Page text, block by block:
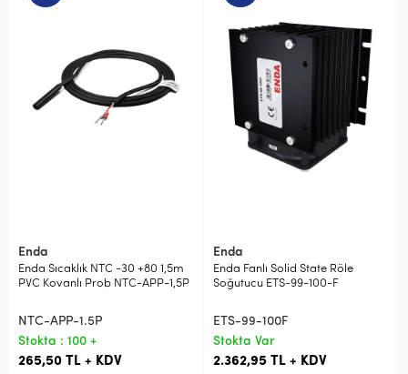
Enda
Enda Sıcaklık NTC -30 +80 1,5m
PVC Kovanlı Prob NTC-APP-1,5P
NTC-APP-1.5P
Stokta : 100 +
265,50 TL + KDV
Enda
Enda Fanlı Solid State Röle
Soğutucu ETS-99-100-F
ETS-99-100F
Stokta Var
2.362,95 TL + KDV